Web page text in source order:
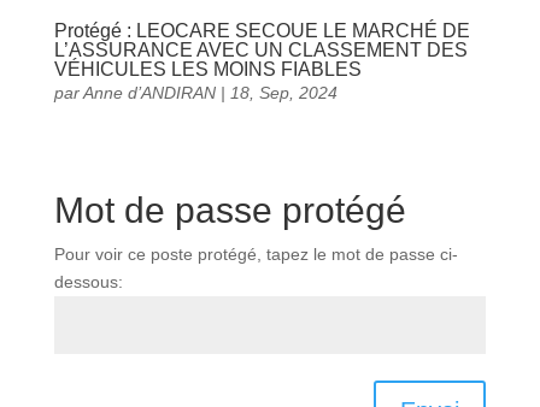
Protégé : LEOCARE SECOUE LE MARCHÉ DE
L’ASSURANCE AVEC UN CLASSEMENT DES
VÉHICULES LES MOINS FIABLES
parAnne d’ANDIRAN| 18, Sep, 2024
Mot de passe protégé
Pour voir ce poste protégé, tapez le mot de passe ci-
dessous: